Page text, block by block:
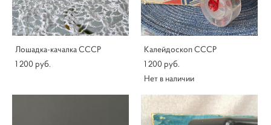
Лошадка-качалка СССР
1 200 pуб.
Калейдоскоп СССР
1 200 pуб.
Нет в наличии